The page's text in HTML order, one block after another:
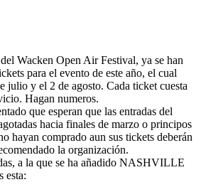
Wacken Open Air Festival, ya se han
para el evento de este año, el cual
julio y el 2 de agosto. Cada ticket cuesta
Hagan numeros.
que esperan que las entradas del
hacia finales de marzo o principos
hayan comprado aun sus tickets deberán
la organización.
a la que se ha añadido NASHVILLE
esta: